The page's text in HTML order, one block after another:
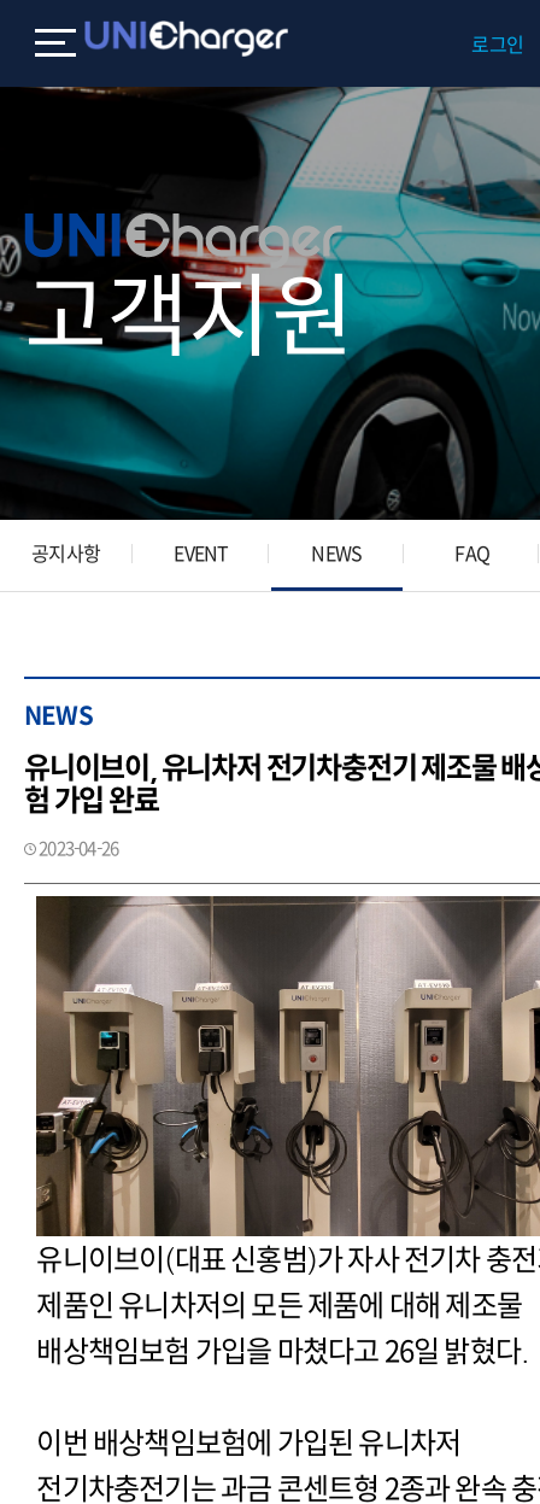
로그인
고객지원
공지사항 EVENT NEWS FAQ
NEWS
유니이브이, 유니차저 전기차충전기 제조물 배
험 가입 완료
2023-04-26
유니이브이(대표 신홍범)가 자사 전기차 충
제품인 유니차저의 모든 제품에 대해 제조물
배상책임보험 가입을 마쳤다고 26일 밝혔다.
이번 배상책임보험에 가입된 유니차저
전기차충전기는 과금 콘센트형 2종과 완속